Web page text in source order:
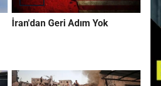
İran'dan Geri Adım Yok